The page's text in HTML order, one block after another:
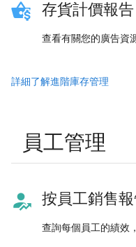
存貨計價報告
查看有關您的廣告資
詳細了解進階庫存管理
員工管理
按員工銷售
查詢每個員工的績效